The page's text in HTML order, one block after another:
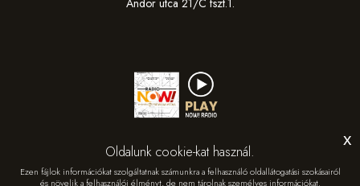
Oldalunk cookie-kat használ.
Ezen fájlok információkat szolgáltatnak számunkra a felhasználó oldallátogatási szokásairól
és növelik a felhasználói élményt, de nem tárolnak személyes információkat.
x